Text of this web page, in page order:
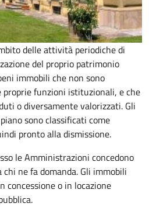
delle attività periodiche di
del proprio patrimonio
immobili che non sono
proprie funzioni istituzionali, e che
o diversamente valorizzati. Gli
sono classificati come
pronto alla dismissione.
le Amministrazioni concedono
ne fa domanda. Gli immobili
concessione o in locazione